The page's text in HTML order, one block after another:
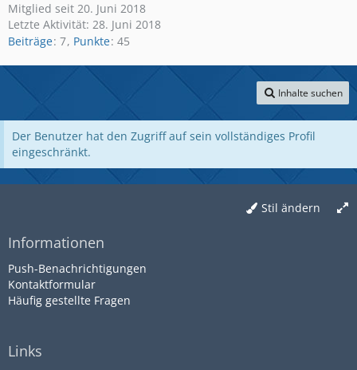
Mitglied seit 20. Juni 2018
Letzte Aktivität: 28. Juni 2018
Beiträge 7 Punkte 45
Inhalte suchen
Der Benutzer hat den Zugriff auf sein vollständiges Profil
eingeschränkt.
Stil ändern
Informationen
Push-Benachrichtigungen
Kontaktformular
Häufig gestellte Fragen
Links